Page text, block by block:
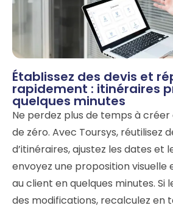
Établissez des devis et
rapidement : itinéraires
quelques minutes
Ne perdez plus de temps à
de zéro. Avec Toursys, réutilisez
d’itinéraires, ajustez les dates et
envoyez une proposition visuelle
au client en quelques minutes. Si
des modifications, recalculez en